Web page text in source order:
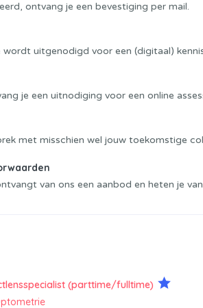
ontvang je een bevestiging per mail.
uitgenodigd voor een (digitaal)
je een uitnodiging voor een online
met misschien wel jouw toekomstige
van ons een aanbod en heten je
(parttime/fulltime)